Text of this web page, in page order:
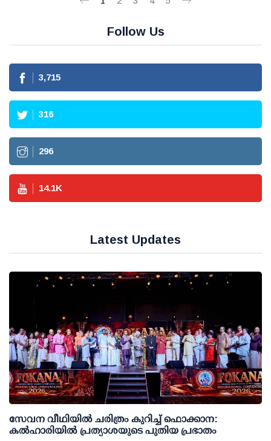
Follow Us
3,715
316
296
14.1K
Latest Updates
സേവന വീഥിയില്‍ ചരിത്രം കുറിച്ച് ഫൊക്കാന:
കല്‍ഹാരിയില്‍ പ്രത്യാശയുടെ പുതിയ പ്രഭാതം